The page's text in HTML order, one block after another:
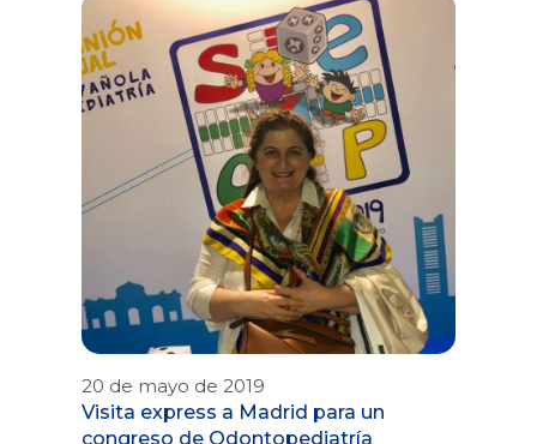
20 de mayo de 2019
Visita express a Madrid para un
congreso de Odontopediatría